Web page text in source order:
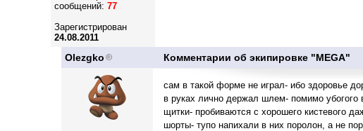
сообщений: 77
Зарегистрирован
24.08.2011
Olezgko Комментарии об экипировке "MEGA"
сам в такой форме не играл- ибо здоровье
в руках лично держал шлем- помимо убогого
щитки- пробиваются с хорошего кистевого
шорты- тупо напихали в них поролон, а не